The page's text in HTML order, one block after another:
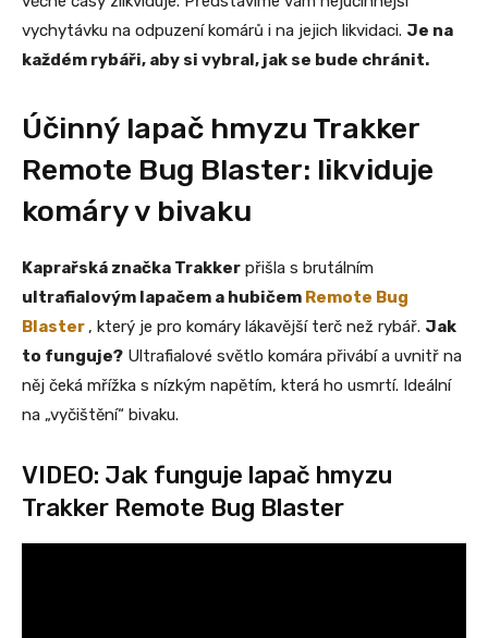
vychytávku na odpuzení komárů i na jejich likvidaci. Je na
každém rybáři, aby si vybral, jak se bude chránit.
Účinný lapač hmyzu Trakker
Remote Bug Blaster: likviduje
komáry v bivaku
Kaprařská značka Trakker přišla s brutálním
ultrafialovým lapačem a hubičem Remote Bug
Blaster , který je pro komáry lákavější terč než rybář. Jak
to funguje? Ultrafialové světlo komára přivábí a uvnitř na
něj čeká mřížka s nízkým napětím, která ho usmrtí. Ideální
na „vyčištění“ bivaku.
VIDEO: Jak funguje lapač hmyzu
Trakker Remote Bug Blaster